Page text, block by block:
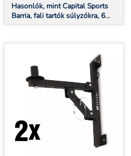
Hasonlók, mint Capital Sports
Barria, fali tartók súlyzókra, 6
akasztó, 250kg teherbírás